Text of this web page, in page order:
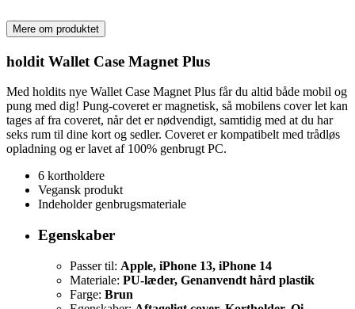
Mere om produktet
holdit Wallet Case Magnet Plus
Med holdits nye Wallet Case Magnet Plus får du altid både mobil og
pung med dig! Pung-coveret er magnetisk, så mobilens cover let kan
tages af fra coveret, når det er nødvendigt, samtidig med at du har
seks rum til dine kort og sedler. Coveret er kompatibelt med trådløs
opladning og er lavet af 100% genbrugt PC.
6 kortholdere
Vegansk produkt
Indeholder genbrugsmateriale
Egenskaber
Passer til: Apple, iPhone 13, iPhone 14
Materiale: PU-læder, Genanvendt hård plastik
Farge: Brun